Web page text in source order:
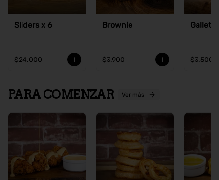
Sliders x 6
$24.000
Brownie
$3.900
Galletas
$3.500
PARA COMENZAR Ver más